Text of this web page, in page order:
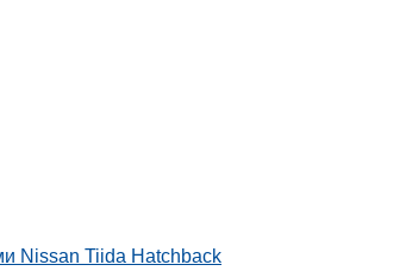
Nissan Tiida Hatchback